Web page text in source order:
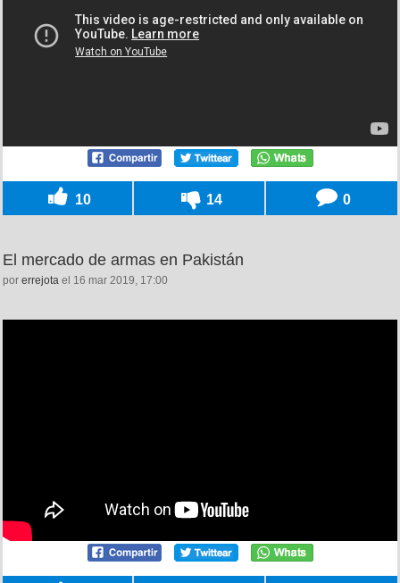
10 14 0
El mercado de armas en Pakistán
por errejota el 16 mar 2019, 17:00